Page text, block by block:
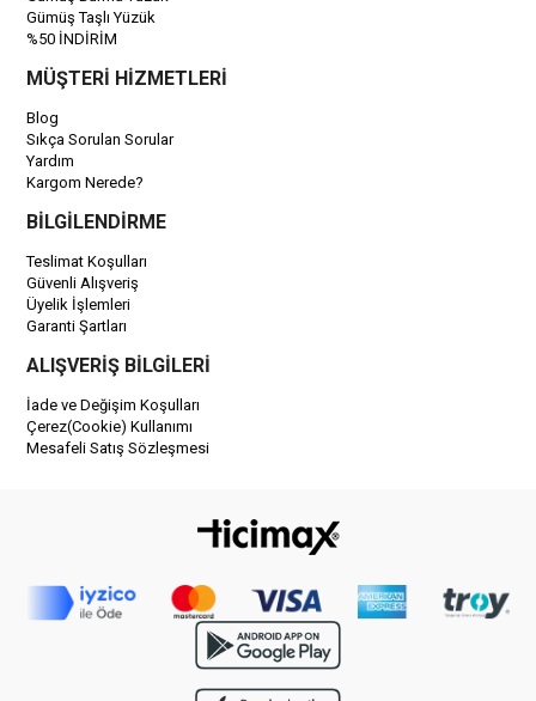
Gümüş Taşlı Yüzük
%50 İNDİRİM
MÜŞTERİ HİZMETLERİ
Blog
Sıkça Sorulan Sorular
Yardım
Kargom Nerede?
BİLGİLENDİRME
Teslimat Koşulları
Güvenli Alışveriş
Üyelik İşlemleri
Garanti Şartları
ALIŞVERİŞ BİLGİLERİ
İade ve Değişim Koşulları
Çerez(Cookie) Kullanımı
Mesafeli Satış Sözleşmesi